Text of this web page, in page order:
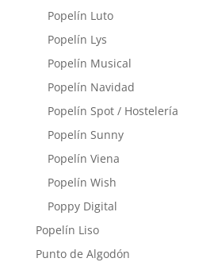
Popelín Luto
Popelín Lys
Popelín Musical
Popelín Navidad
Popelín Spot / Hostelería
Popelín Sunny
Popelín Viena
Popelín Wish
Poppy Digital
Popelín Liso
Punto de Algodón